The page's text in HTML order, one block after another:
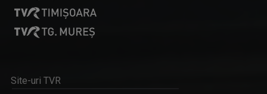
MARIA CINAR-JIGA
Jurnalist TV senior, TVR Cluj. Interesată de ...
Site-uri TVR